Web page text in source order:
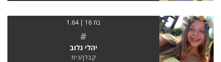
בת 16 | 1.64
#
יהלי גלוב
קבלן/נית